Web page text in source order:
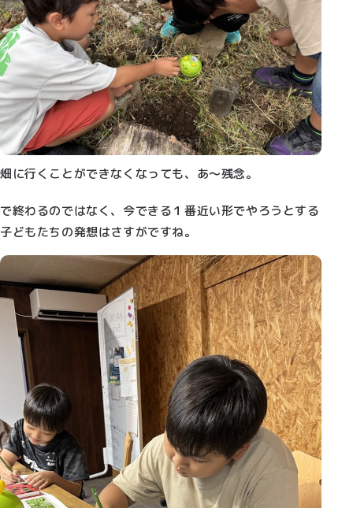
畑に行くことができなくなっても、あ～残念。
で終わるのではなく、今できる１番近い形でやろうとする
子どもたちの発想はさすがですね。